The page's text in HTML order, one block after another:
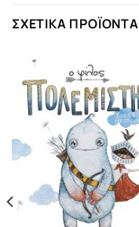
ΣΧΕΤΙΚΆ ΠΡΟΪΌΝΤΑ